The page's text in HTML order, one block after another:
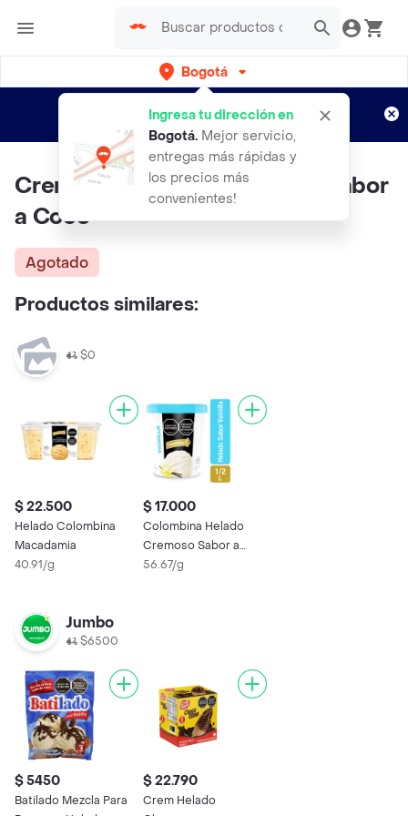
Bogotá
Ingresa tu dirección en
Bogotá. Mejor servicio,
entregas más rápidas y
los precios más
convenientes!
envíos gratis por semanas
Aplican TyC
Crem Helado Helado Casero Sabor
a Coco
Agotado
Productos similares:
$0
$ 22.500
Helado Colombina
Macadamia
40.91/g
$ 17.000
Colombina Helado
Cremoso Sabor a
Vainilla
56.67/g
Jumbo
$6500
$ 5450
Batilado Mezcla Para
$ 22.790
Crem Helado